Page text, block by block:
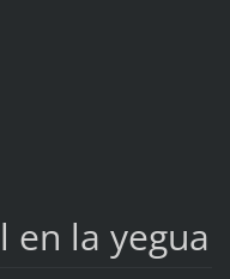
en la yegua